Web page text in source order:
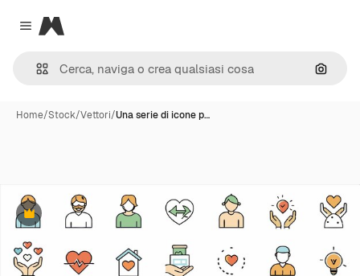
Close menu
Magnific
Cerca
Home/Stock/Vettori/Una serie di icone p…
Premium